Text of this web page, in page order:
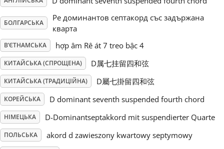
Tiếng Việt
Türkçe
简体中文
繁體中文
БОЛГАРСЬКА
Ре доминантов септакорд със задържана
кварта
В’ЄТНАМСЬКА hợp âm Rê át 7 treo bậc 4
КИТАЙСЬКА (СПРОЩЕНА) D属七挂留四和弦
КИТАЙСЬКА (ТРАДИЦІЙНА) D屬七掛留四和弦
КОРЕЙСЬКА D dominant seventh suspended fourth chord
НІМЕЦЬКА D-Dominantseptakkord mit suspendierter Quarte
ПОЛЬСЬКА akord d zawieszony kwartowy septymowy